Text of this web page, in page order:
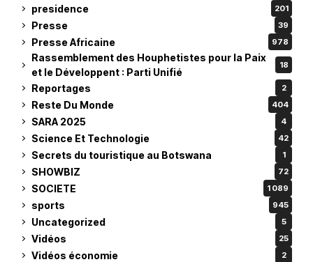
presidence 201
Presse 39
Presse Africaine 978
Rassemblement des Houphetistes pour la Paix
et le Développent : Parti Unifié
18
Reportages 2
Reste Du Monde 404
SARA 2025 4
Science Et Technologie 42
Secrets du touristique au Botswana 1
SHOWBIZ 72
SOCIETE 1 089
sports 945
Uncategorized 5
Vidéos 25
Vidéos économie 2